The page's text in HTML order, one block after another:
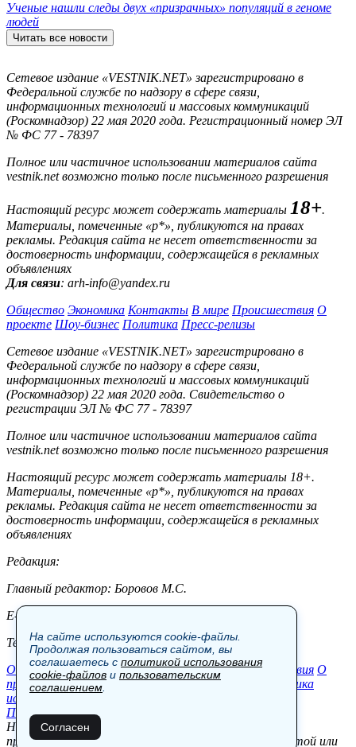
Ученые нашли следы двух «призрачных» популяций в геноме
людей
Читать все новости
Сетевое издание «VESTNIK.NET» зарегистрировано в
Федеральной службе по надзору в сфере связи,
информационных технологий и массовых коммуникаций
(Роскомнадзор) 22 мая 2020 года. Регистрационный номер ЭЛ
№ ФС 77 - 78397
Полное или частичное использовании материалов сайта
vestnik.net возможно только после письменного разрешения
Настоящий ресурс может содержать материалы 18+.
Материалы, помеченные «р*», публикуются на правах
рекламы. Редакция сайта не несет ответственности за
достоверность информации, содержащейся в рекламных
объявлениях
Для связи: arh-info@yandex.ru
Общество Экономика Контакты В мире Происшествия О
проекте Шоу-бизнес Политика Пресс-релизы
Сетевое издание «VESTNIK.NET» зарегистрировано в
Федеральной службе по надзору в сфере связи,
информационных технологий и массовых коммуникаций
(Роскомнадзор) 22 мая 2020 года. Свидетельство о
регистрации ЭЛ № ФС 77 - 78397
Полное или частичное использовании материалов сайта
vestnik.net возможно только после письменного разрешения
Настоящий ресурс может содержать материалы 18+.
Материалы, помеченные «р*», публикуются на правах
рекламы. Редакция сайта не несет ответственности за
достоверность информации, содержащейся в рекламных
объявлениях
Редакция:
Главный редактор: Боровов М.С.
E-mail: site@vestnik.net, reb.msk@yandex.ru
Тел.: +7 (921) 720-00-97
Общество Экономика Контакты В мире Происшествия О
проекте Шоу-бизнес Политика Пресс-релизы
Политика
использования cookie-файлов
Пользовательское соглашение
Новости, аналитика, прогнозы и другие материалы,
представленные на данном сайте, не являются офертой или
На сайте используются cookie-файлы.
Продолжая пользоваться сайтом, вы
соглашаетесь с политикой использования
cookie-файлов и пользовательским
соглашением
Согласен